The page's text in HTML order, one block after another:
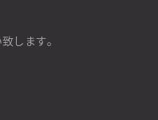
します。